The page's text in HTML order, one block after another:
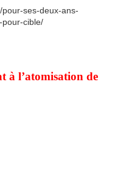
ses-deux-ans-
pour-cible/
à l’atomisation de